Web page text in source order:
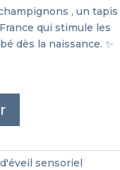
, un tapis
qui stimule les
dès la naissance. ✨
sensoriel